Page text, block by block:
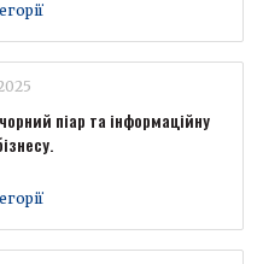
піар та інформаційну